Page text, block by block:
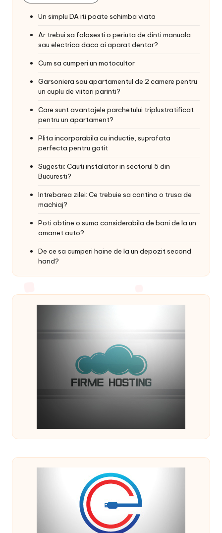
Un simplu DA iti poate schimba viata
Ar trebui sa folosesti o periuta de dinti manuala
sau electrica daca ai aparat dentar?
Cum sa cumperi un motocultor
Garsoniera sau apartamentul de 2 camere pentru
un cuplu de viitori parinti?
Care sunt avantajele parchetului triplustratificat
pentru un apartament?
Plita incorporabila cu inductie, suprafata
perfecta pentru gatit
Sugestii: Cauti instalator in sectorul 5 din
Bucuresti?
Intrebarea zilei: Ce trebuie sa contina o trusa de
machiaj?
Poti obtine o suma considerabila de bani de la un
amanet auto?
De ce sa cumperi haine de la un depozit second
hand?